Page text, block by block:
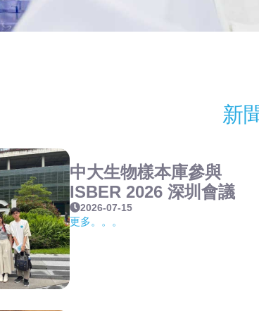
新
中大生物樣本庫參與
ISBER 2026 深圳會議
2026-07-15
更多。。。